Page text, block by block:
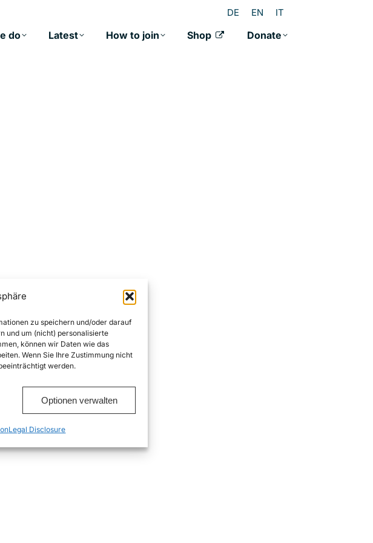
zu speichern und/oder darauf
und um (nicht) personalisierte
können wir Daten wie das
Wenn Sie Ihre Zustimmung nicht
werden.
Optionen verwalten
Legal Disclosure
DE EN IT
do Latest How to join Shop Donate